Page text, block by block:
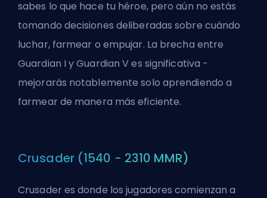
sabes lo que hace tu héroe, pero aún no estás
tomando decisiones deliberadas sobre cuándo
luchar, farmear o empujar. La brecha entre
Guardian I y Guardian V es significativa -
mejorarás notablemente solo aprendiendo a
farmear de manera más eficiente.
Crusader (1540 - 2310 MMR)
Crusader es donde los jugadores comienzan a